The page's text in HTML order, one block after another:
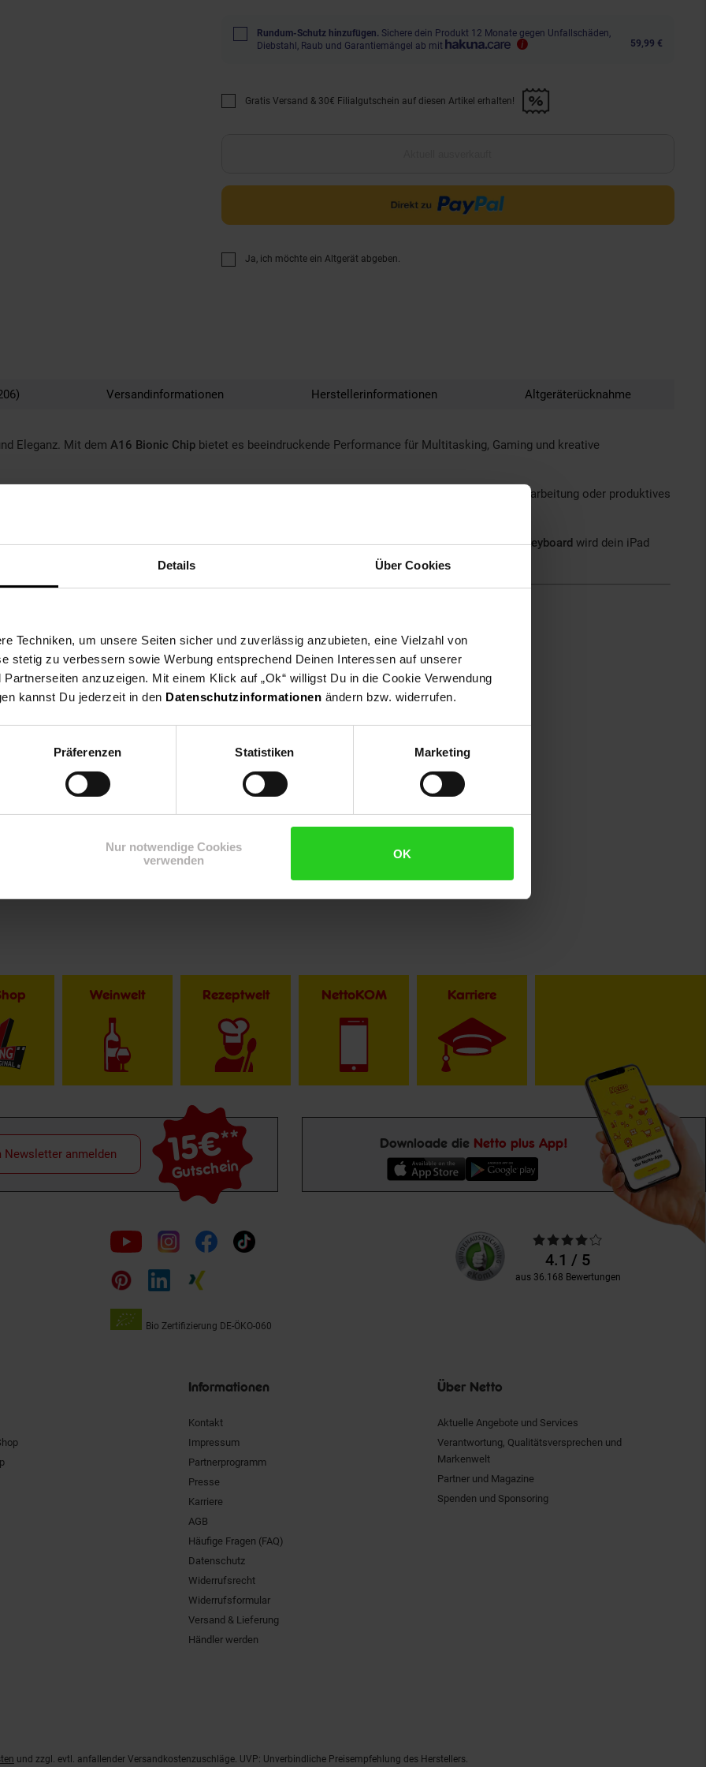
Details Über Cookies
Techniken, um unsere Seiten sicher und zuverlässig anzubieten, eine Vielzahl von
stetig zu verbessern sowie Werbung entsprechend Deinen Interessen auf unserer
anzuzeigen. Mit einem Klick auf „Ok“ willigst Du in die Cookie Verwendung
kannst Du jederzeit in den Datenschutzinformationen ändern bzw. widerrufen.
Präferenzen Statistiken Marketing
Nur notwendige Cookies
verwenden
OK
Rundum-Schutz hinzufügen. Sichere dein Produkt 12 Monate gegen Unfallschäden,
Diebstahl, Raub und Garantiemängel ab mit
59,99 €
Promotion "Gratis Versand &amp; 30€ Filialgutschein auf diesen Artikel erhalten!" anwenden
Gratis Versand & 30€ Filialgutschein auf diesen Artikel erhalten!
Ja, ich möchte ein Altgerät abgeben.
Versandinformationen Herstellerinformationen Altgeräterücknahme
Eleganz. Mit dem A16 Bionic Chip bietet es beeindruckende Performance für Multitasking, Gaming und kreative
P3-Farbraum sorgt für gestochen scharfe Bilder und lebendige Farben – perfekt für Streaming, Bildbearbeitung oder produktives
Fotos und 4K-Videos. MitTouch ID, Unterstützung fürApple Pencil (2. Gen)und das neueMagic Keyboard wird dein iPad
Weinwelt Rezeptwelt NettoKOM Karriere
15€**
Gutschein
Newsletter anmelden
Downloade die Netto plus App!
Folge
uns
auf
Bio Zertifizierung DE-ÖKO-060
Unsere
Kundenbewertungen
Durchschnittliche
Bewertungen4.1 / 5
aus 36.168 Bewertungen
Informationen
Kontakt
Impressum
Partnerprogramm
Presse
Karriere
AGB
Häufige Fragen (FAQ)
Datenschutz
Widerrufsrecht
Widerrufsformular
Versand & Lieferung
Händler werden
Über Netto
Aktuelle Angebote und Services
Verantwortung, Qualitätsversprechen und
Markenwelt
Partner und Magazine
Spenden und Sponsoring
und zzgl. evtl. anfallender Versandkostenzuschläge. UVP: Unverbindliche Preisempfehlung des Herstellers.